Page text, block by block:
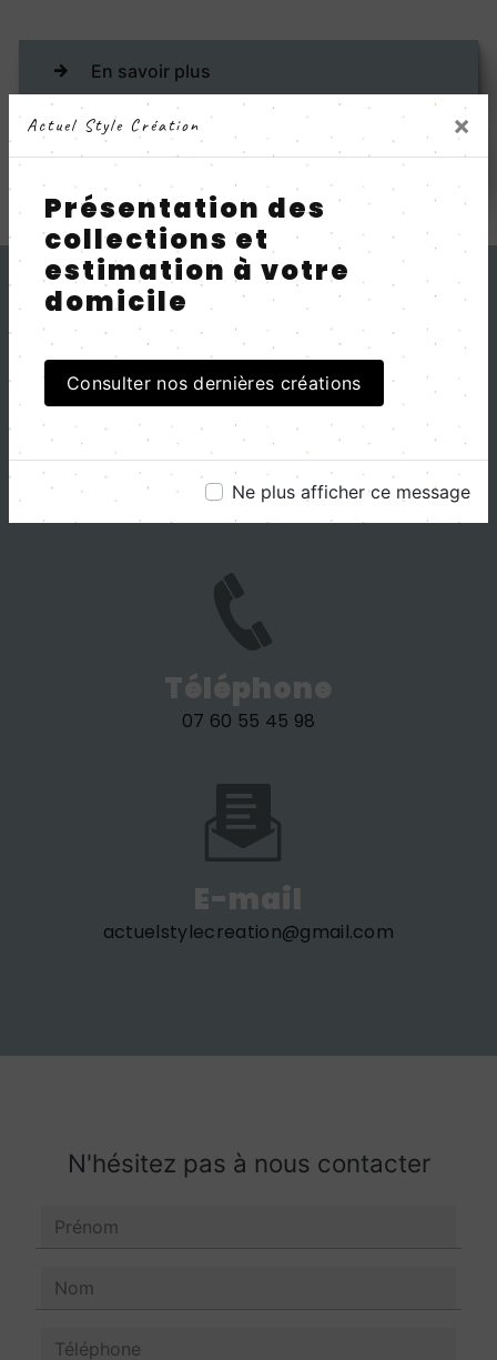
Actuel Style Création ×
Présentation des
collections et
estimation à votre
domicile
Consulter nos dernières créations
Ne plus afficher ce message
En savoir plus
Contactez-nous
Adresse
405 route de Frigolet 13570 Barbentane
Téléphone
07 60 55 45 98
E-mail
actuelstylecreation@gmail.com
N'hésitez pas à nous contacter